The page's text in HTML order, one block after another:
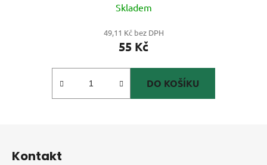
Skladem
49,11 Kč bez DPH
55 Kč
DO KOŠÍKU
Kontakt